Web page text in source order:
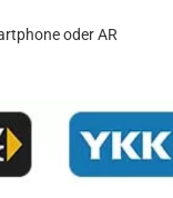
oder AR